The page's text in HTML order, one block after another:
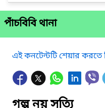
পাঁচবিবি থানা
এই কনটেন্টটি শেয়ার